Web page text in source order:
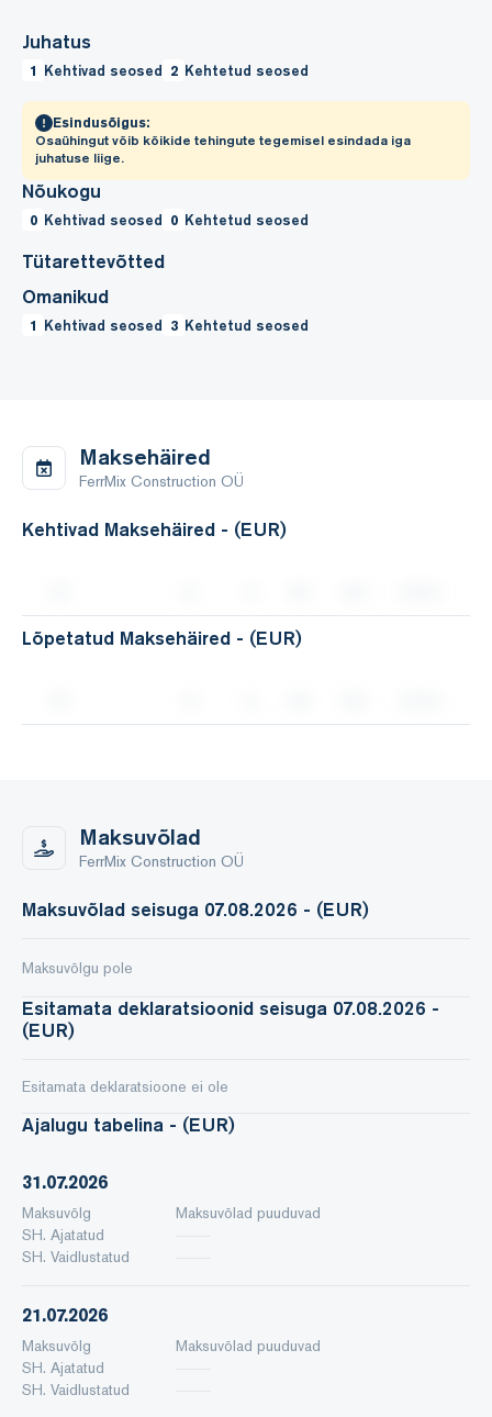
Juhatus
1 Kehtivad seosed 2 Kehtetud seosed
Esindusõigus:
Osaühingut võib kõikide tehingute tegemisel esindada iga
juhatuse liige.
Nõukogu
0 Kehtivad seosed 0 Kehtetud seosed
Tütarettevõtted
Omanikud
1 Kehtivad seosed 3 Kehtetud seosed
Maksehäired
FerrMix Construction OÜ
Kehtivad Maksehäired - (EUR)
Lõpetatud Maksehäired - (EUR)
Maksuvõlad
FerrMix Construction OÜ
Maksuvõlad seisuga 07.08.2026 - (EUR)
Maksuvõlgu pole
Esitamata deklaratsioonid seisuga 07.08.2026 -
(EUR)
Esitamata deklaratsioone ei ole
Ajalugu tabelina - (EUR)
31.07.2026
Maksuvõlg
Maksuvõlad puuduvad
SH. Ajatatud
SH. Vaidlustatud
21.07.2026
Maksuvõlg
Maksuvõlad puuduvad
SH. Ajatatud
SH. Vaidlustatud